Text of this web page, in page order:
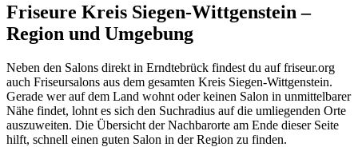
Friseure Kreis Siegen-Wittgenstein –
Region und Umgebung
Neben den Salons direkt in Erndtebrück findest du auf friseur.org
auch Friseursalons aus dem gesamten Kreis Siegen-Wittgenstein.
Gerade wer auf dem Land wohnt oder keinen Salon in unmittelbarer
Nähe findet, lohnt es sich den Suchradius auf die umliegenden Orte
auszuweiten. Die Übersicht der Nachbarorte am Ende dieser Seite
hilft, schnell einen guten Salon in der Region zu finden.